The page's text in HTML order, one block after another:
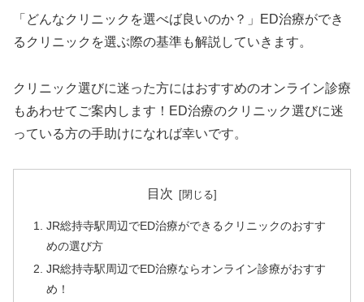
「どんなクリニックを選べば良いのか？」ED治療ができ
るクリニックを選ぶ際の基準も解説していきます。
クリニック選びに迷った方にはおすすめのオンライン診療
もあわせてご案内します！ED治療のクリニック選びに迷
っている方の手助けになれば幸いです。
目次
JR総持寺駅周辺でED治療ができるクリニックのおすす
めの選び方
JR総持寺駅周辺でED治療ならオンライン診療がおすす
め！